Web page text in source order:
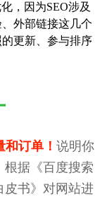
，因为SEO涉及
外部链接这几个
更新、参与排序
订单！ 说明你
根据《百度搜索
皮书》对网站进